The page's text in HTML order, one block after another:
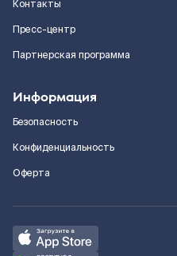
Контакты
Пресс-центр
Партнерская программа
Информация
Безопасность
Конфиденциальность
Оферта